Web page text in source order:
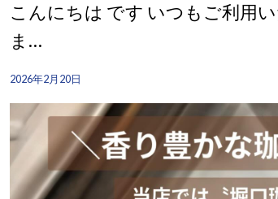
こんにちは︎ です️ いつもご利用
ま…
2026年2月20日